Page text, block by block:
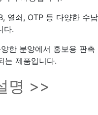
열쇠, OTP 등 다양한 수납
다.
한 분양에서 홍보용 판촉
는 제품입니다.
명 >>